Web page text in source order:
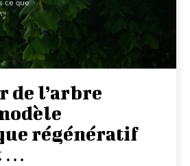
de l’arbre
régénératif
…